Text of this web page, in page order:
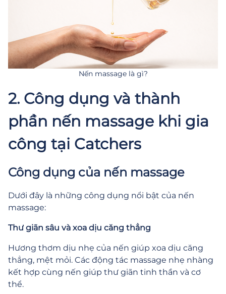
Nến massage là gì?
2. Công dụng và thành
phần nến massage khi gia
công tại Catchers
Công dụng của nến massage
Dưới đây là những công dụng nổi bật của nến
massage:
Thư giãn sâu và xoa dịu căng thẳng
Hương thơm dịu nhẹ của nến giúp xoa dịu căng
thẳng, mệt mỏi. Các động tác massage nhẹ nhàng
kết hợp cùng nến giúp thư giãn tinh thần và cơ
thể.